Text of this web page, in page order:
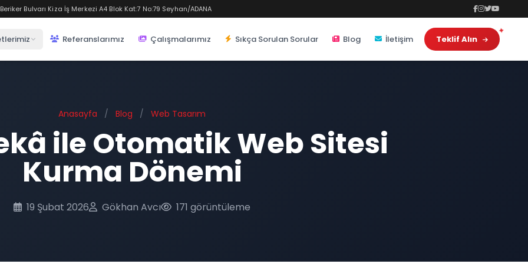
Bulvarı Kiza İş Merkezi A4 Blok Kat:7 No:79 Seyhan/ADANA
Referanslarımız Çalışmalarımız Sıkça Sorulan Sorular Blog İletişim Teklif Alın
Anasayfa / Blog / Web Tasarım
ile Otomatik Web Sitesi
Kurma Dönemi
19 Şubat 2026 Gökhan Avcı 171 görüntüleme